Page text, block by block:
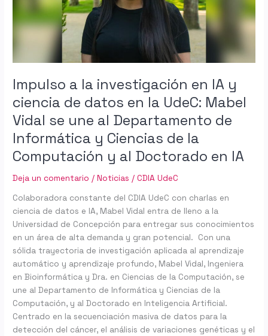
Impulso a la investigación en IA y
ciencia de datos en la UdeC: Mabel
Vidal se une al Departamento de
Informática y Ciencias de la
Computación y al Doctorado en IA
Deja un comentario /Noticias /CDIA UdeC
Colaboradora constante del CDIA UdeC con charlas en
ciencia de datos e IA, Mabel Vidal entra de lleno a la
Universidad de Concepción para entregar sus conocimientos
en un área de alta demanda y gran potencial. Con una
sólida trayectoria de investigación aplicada al aprendizaje
automático y aprendizaje profundo, Mabel Vidal, Ingeniera
en Bioinformática y Dra. en Ciencias de la Computación, se
une al Departamento de Informática y Ciencias de la
Computación, y al Doctorado en Inteligencia Artificial.
Centrado en la secuenciación masiva de datos para la
detección del cáncer, el análisis de variaciones genéticas y el
ciencia
datos
en
la
UdeC:
Mabel
Vidal
une
al
de
Informática
y
Ciencias
de
la
Computación
y
al
Doctorado
en
IA